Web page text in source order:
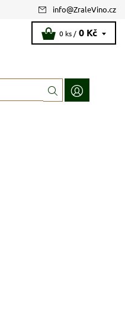
info@ZraleVino.cz
0 ks / 0 Kč